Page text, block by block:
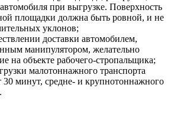
автомобиля при выгрузке. Поверхность
площадки должна быть ровной, и не
уклонов;
доставки автомобилем,
манипулятором, желательно
на объекте рабочего-стропальщика;
малотоннажного транспорта
30 минут, средне- и крупнотоннажного